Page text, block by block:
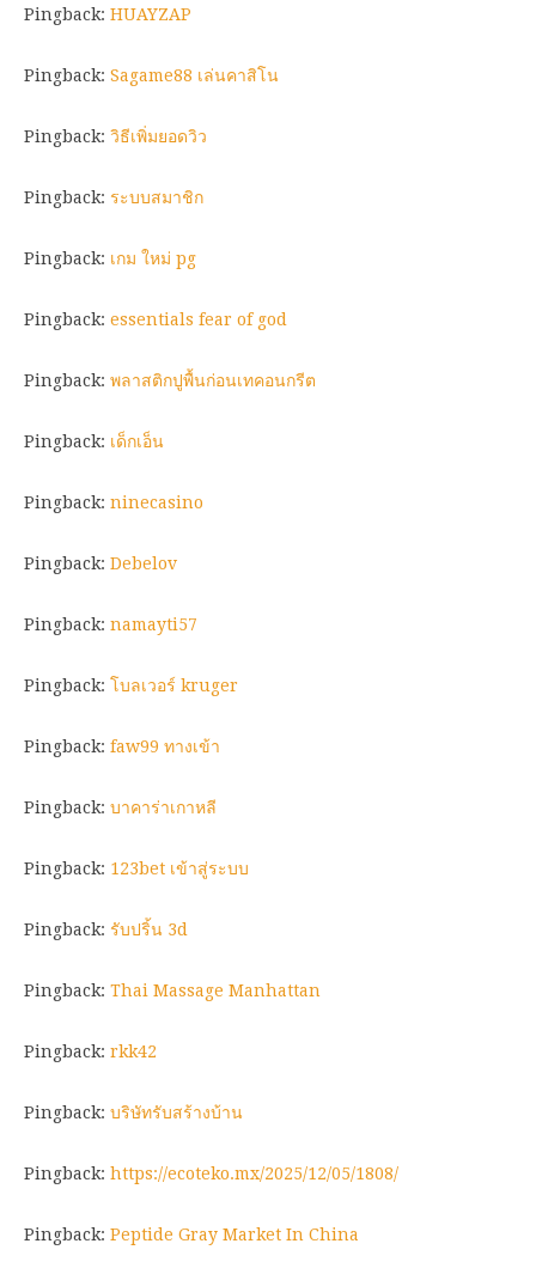
Pingback: HUAYZAP
Pingback: Sagame88 เล่นคาสิโน
Pingback: วิธีเพิ่มยอดวิว
Pingback: ระบบสมาชิก
Pingback: เกม ใหม่ pg
Pingback: essentials fear of god
Pingback: พลาสติกปูพื้นก่อนเทคอนกรีต
Pingback: เด็กเอ็น
Pingback: ninecasino
Pingback: Debelov
Pingback: namayti57
Pingback: โบลเวอร์ kruger
Pingback: faw99 ทางเข้า
Pingback: บาคาร่าเกาหลี
Pingback: 123bet เข้าสู่ระบบ
Pingback: รับปริ้น 3d
Pingback: Thai Massage Manhattan
Pingback: rkk42
Pingback: บริษัทรับสร้างบ้าน
Pingback: https://ecoteko.mx/2025/12/05/1808/
Pingback: Peptide Gray Market In China